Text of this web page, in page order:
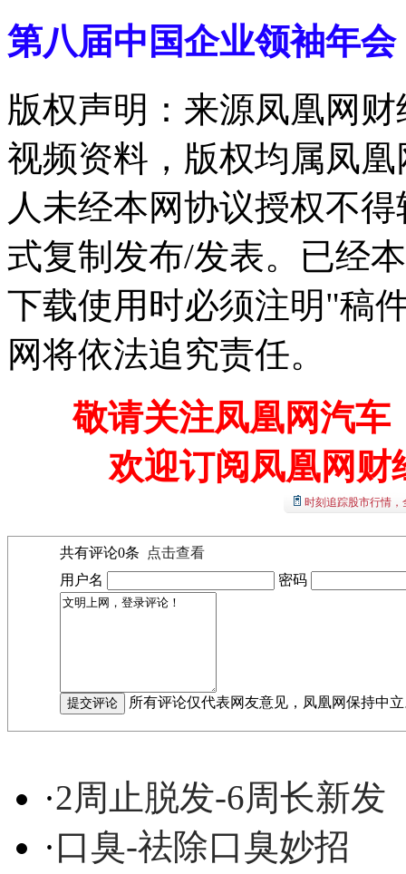
第八届中国企业领袖年会
版权声明：来源凤凰网
视频资料，版权均属凤
人未经本网协议授权不
式复制发布/发表。已经
下载使用时必须注明"稿
网将依法追究责任。
敬请关注凤凰网汽车
欢迎订阅凤凰网财
时刻追踪股市行情
共有评论0条
点击查看
用户名
密码
所有评论仅代表网友意见，凤凰网保持中
·2周止脱发-6周长新发
·口臭-祛除口臭妙招